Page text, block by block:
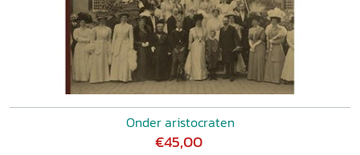
Onder aristocraten
€45,00